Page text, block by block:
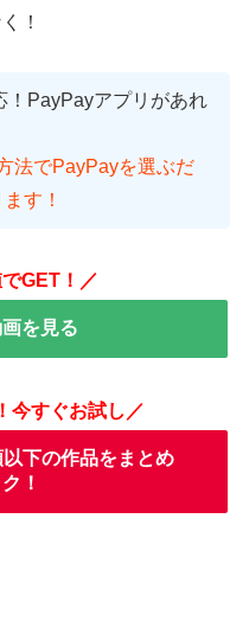
！
！PayPayアプリがあれ
法でPayPayを選ぶだ
す！
GET！／
を見る
今すぐお試し／
以下の作品をまとめ
！